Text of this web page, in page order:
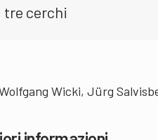
tre cerchi
Wicki, Jürg